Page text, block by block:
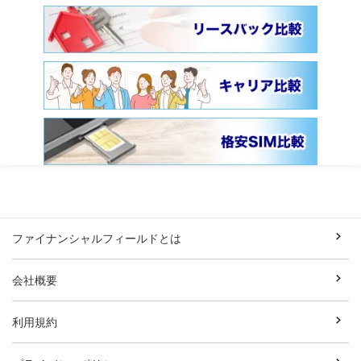
ファイナンシャルフィールドとは
会社概要
利用規約